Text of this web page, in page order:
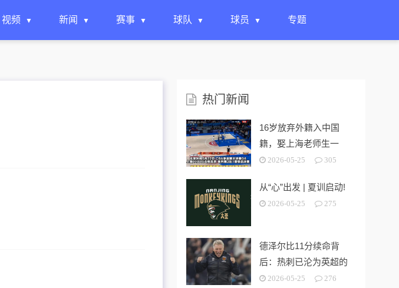
视频 新闻 赛事 球队 球员 专题
热门新闻
16岁放弃外籍入中国
籍，娶上海老师生一
女，24岁帮上海男篮进
2026-05-25 305
从“心”出发 | 夏训启动!
2026-05-25 275
德泽尔比11分续命背
后：热刺已沦为英超的
“系统性风险样本”！
2026-05-25 276